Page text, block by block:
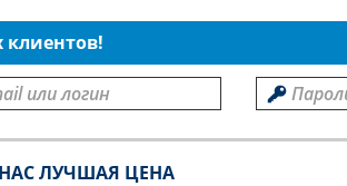
клиентов!
ЛУЧШАЯ ЦЕНА